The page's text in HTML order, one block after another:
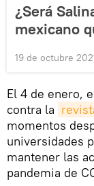
¿Será
mexicano
19 de octubre
El 4 de enero,
contra la
momentos
universidades
mantener las
pandemia de